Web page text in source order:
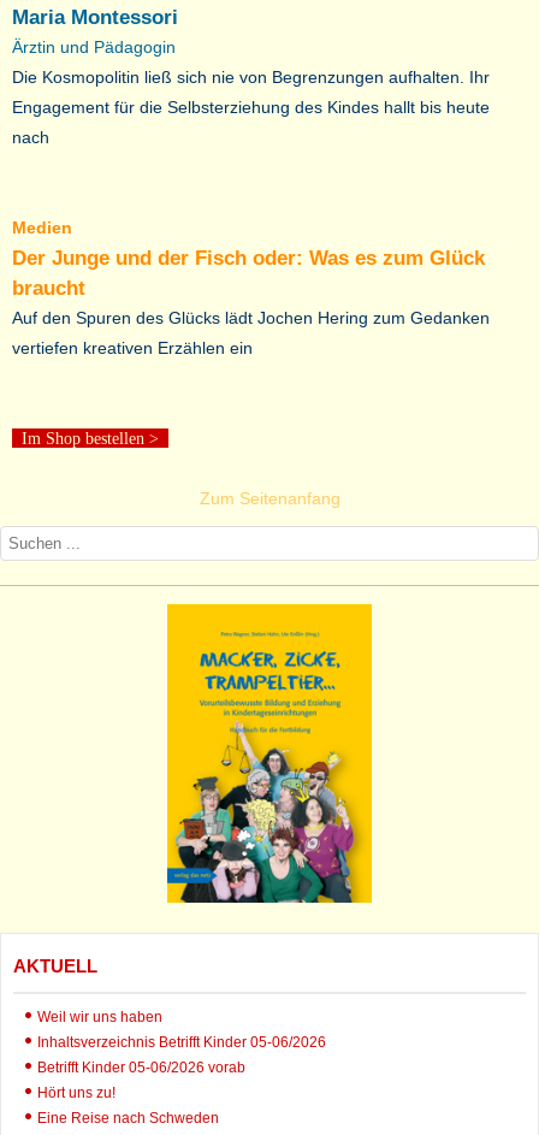
Maria Montessori
Ärztin und Pädagogin
Die Kosmopolitin ließ sich nie von Begrenzungen aufhalten. Ihr
Engagement für die Selbsterziehung des Kindes hallt bis heute
nach
Medien
Der Junge und der Fisch oder: Was es zum Glück
braucht
Auf den Spuren des Glücks lädt Jochen Hering zum Gedanken
vertiefen kreativen Erzählen ein
Im Shop bestellen >
Zum Seitenanfang
AKTUELL
Weil wir uns haben
Inhaltsverzeichnis Betrifft Kinder 05-06/2026
Betrifft Kinder 05-06/2026 vorab
Hört uns zu!
Eine Reise nach Schweden